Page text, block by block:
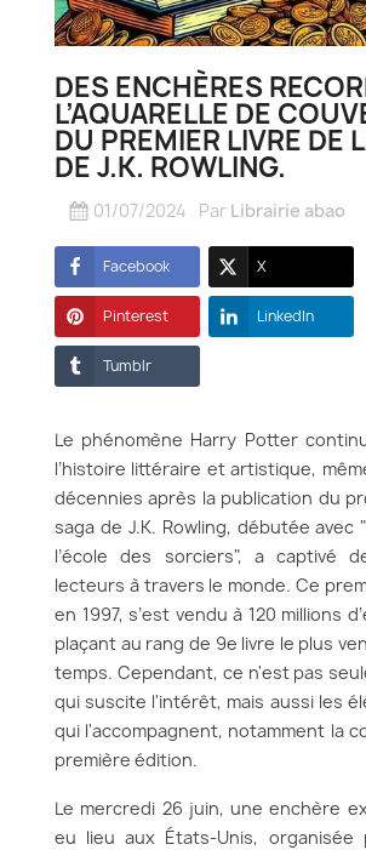
DES ENCHÈRES
L’AQUARELLE DE
DU PREMIER LIVRE DE
DE J.K. ROWLING.
01/07/2024 Par Librairie abao
Facebook X
Pinterest LinkedIn
Tumblr
Le phénomène Harry Potter
l’histoire littéraire et artistique,
décennies après la publication du
saga de J.K. Rowling, débutée avec
l’école des sorciers", a captivé
lecteurs à travers le monde. Ce
en 1997, s’est vendu à 120 millions
plaçant au rang de 9e livre le plus
temps. Cependant, ce n'est pas
qui suscite l'intérêt, mais aussi les
qui l'accompagnent, notamment la
première édition.
Le mercredi 26 juin, une enchère
eu lieu aux États-Unis, organisée